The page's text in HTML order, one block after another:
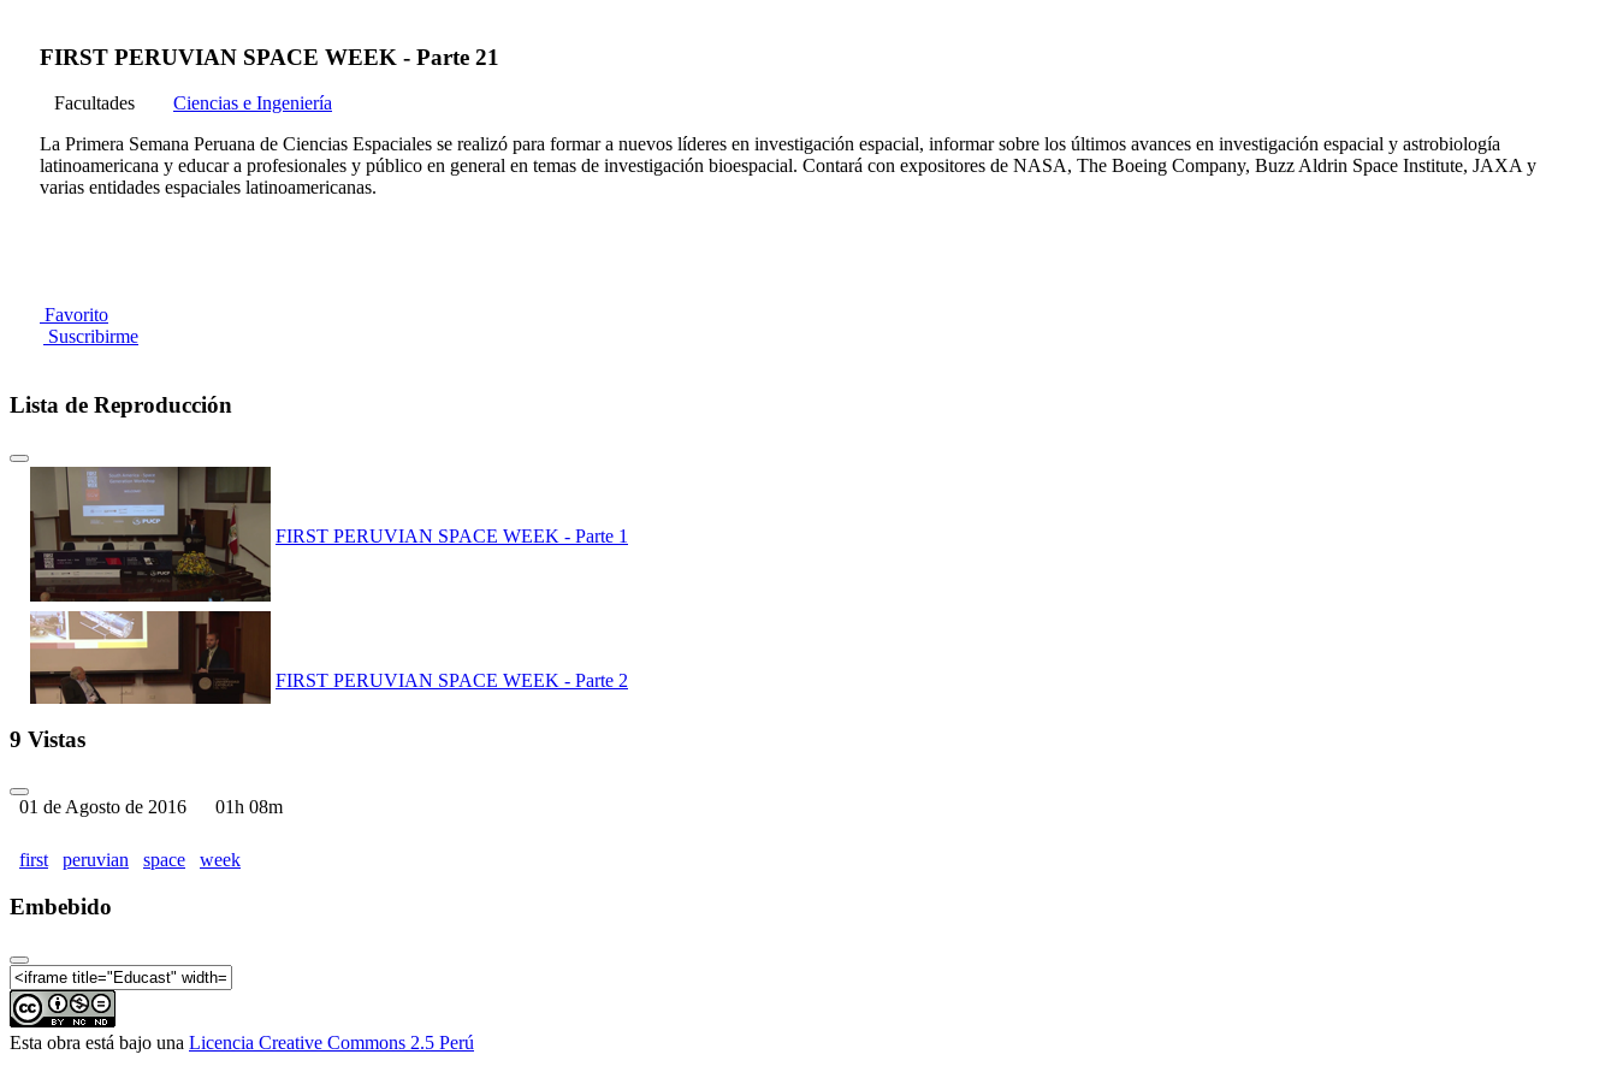
FIRST PERUVIAN SPACE WEEK - Parte 21
Facultades
Ciencias e Ingeniería
La Primera Semana Peruana de Ciencias Espaciales se realizó para formar a nuevos líderes en investigación espacial, informar sobre los últimos avances en investigación espacial y astrobiología
latinoamericana y educar a profesionales y público en general en temas de investigación bioespacial. Contará con expositores de NASA, The Boeing Company, Buzz Aldrin Space Institute, JAXA y
varias entidades espaciales latinoamericanas.
Favorito
Suscribirme
Lista de Reproducción
FIRST PERUVIAN SPACE WEEK - Parte 1
FIRST PERUVIAN SPACE WEEK - Parte 2
9 Vistas
01 de Agosto de 2016 01h 08m
first peruvian space week
Embebido
Esta obra está bajo una Licencia Creative Commons 2.5 Perú